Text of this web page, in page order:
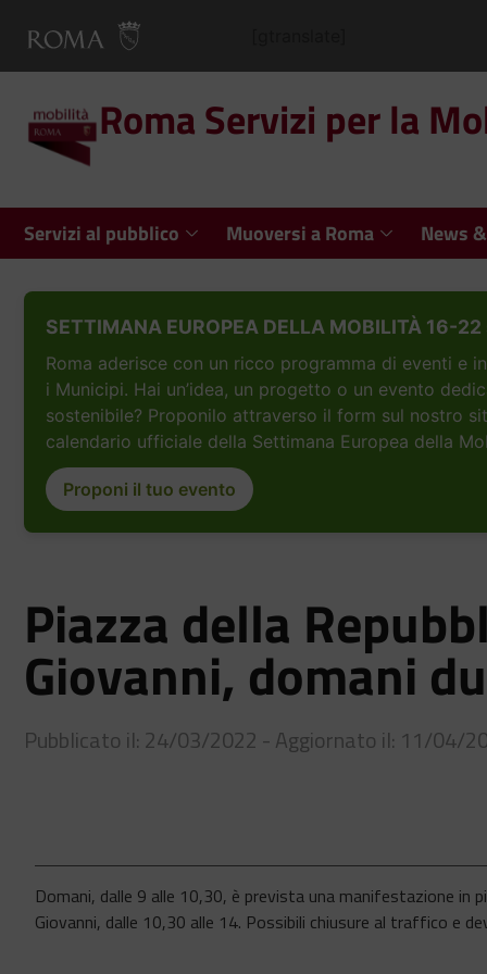
Roma Servizi per la
Servizi al pubblico Muoversi a Roma News
SETTIMANA EUROPEA DELLA MOBILITÀ 16-
Roma aderisce con un ricco programma di eventi e
i Municipi. Hai un’idea, un progetto o un evento
sostenibile? Proponilo attraverso il form sul nostro
calendario ufficiale della Settimana Europea della
Proponi il tuo evento
Piazza della
Giovanni, domani
Pubblicato il: 24/03/2022 - Aggiornato il: 11/04/
Domani, dalle 9 alle 10,30, è prevista una manifestazione in
Giovanni, dalle 10,30 alle 14. Possibili chiusure al traffico e